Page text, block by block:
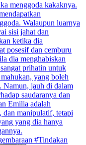
menggoda kakaknya.
Walaupun luarnya
sisi jahat dan
ketika dia
posesif dan cemburu
dia menghabiskan
prihatin untuk
yang boleh
Namun, jauh di dalam
saudaranya dan
Emilia adalah
dan manipulatif, tetapi
yang dia hanya
#Tindakan